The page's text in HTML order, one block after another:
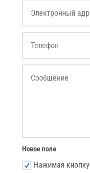
Новое поле
Нажимая